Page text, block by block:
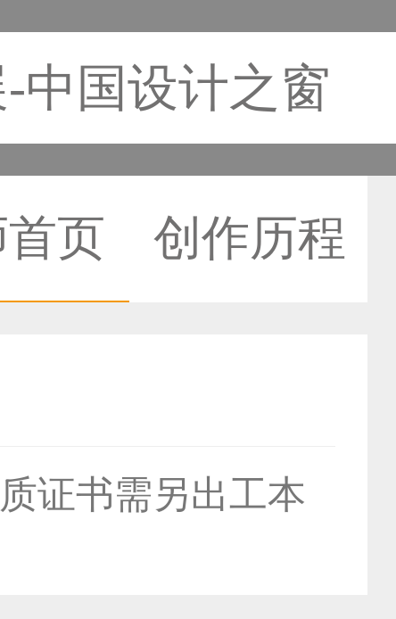
中国设计之窗
页 创作历程
用户作品已成功备
证书需另出工本